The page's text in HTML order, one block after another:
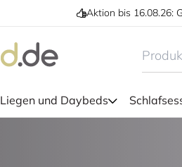
Aktion bis 16.08.26:
Liegen und Daybeds